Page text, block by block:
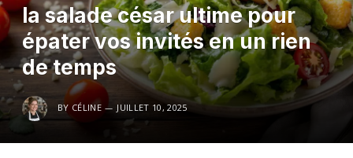
la salade césar ultime pour
épater vos invités en un rien
de temps
BY CÉLINE JUILLET 10, 2025